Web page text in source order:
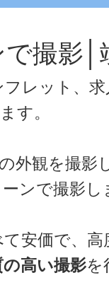
撮影│
レット、
す。
外観を撮影
ンで撮影し
安価で、高
の高い撮影を